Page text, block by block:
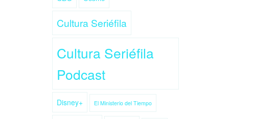
Cultura Seriéfila
Cultura Seriéfila
Podcast
Disney+ El Ministerio del Tiempo